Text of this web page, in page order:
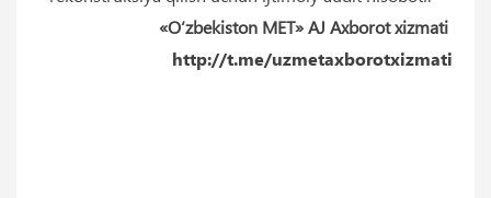
«O‘zbekiston MET» AJ Axborot xizmati
http://t.me/uzmetaxborotxizmati